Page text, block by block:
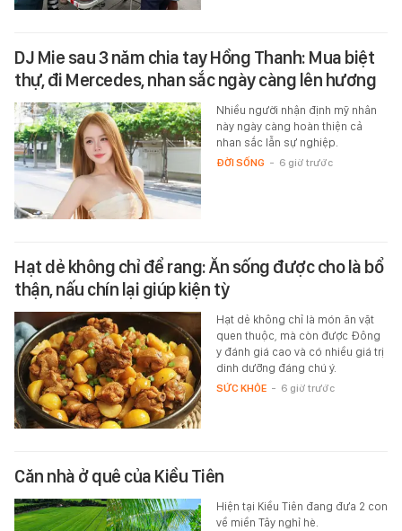
DJ Mie sau 3 năm chia tay Hồng Thanh: Mua biệt
thự, đi Mercedes, nhan sắc ngày càng lên hương
Nhiều người nhận định mỹ nhân
này ngày càng hoàn thiện cả
nhan sắc lẫn sự nghiệp.
ĐỜI SỐNG - 6 giờ trước
Hạt dẻ không chỉ để rang: Ăn sống được cho là bổ
thận, nấu chín lại giúp kiện tỳ
Hạt dẻ không chỉ là món ăn vặt
quen thuộc, mà còn được Đông
y đánh giá cao và có nhiều giá trị
dinh dưỡng đáng chú ý.
SỨC KHỎE - 6 giờ trước
Căn nhà ở quê của Kiều Tiên
Hiện tại Kiều Tiên đang đưa 2 con
về miền Tây nghỉ hè.